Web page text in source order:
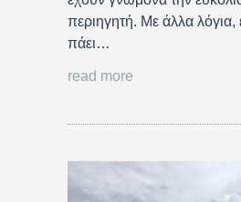
περιηγητή. Με άλλα λόγια,
πάει…
read more